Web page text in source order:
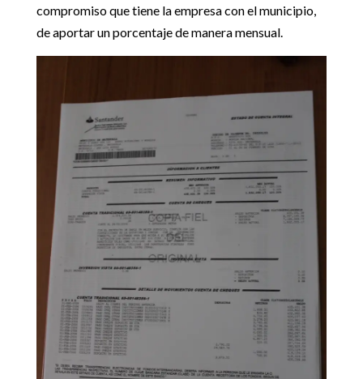
compromiso que tiene la empresa con el municipio,
de aportar un porcentaje de manera mensual.